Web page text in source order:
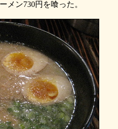
メン730円を喰った。